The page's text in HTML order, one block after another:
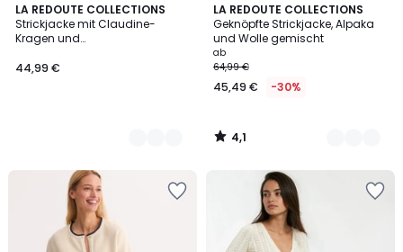
LA REDOUTE COLLECTIONS
Strickjacke mit Claudine-
Kragen und
44,99 €
2
Farben
LA REDOUTE COLLECTIONS
Geknöpfte Strickjacke, Alpaka
und Wolle gemischt
ab
64,99 €
45,49 € -30%
4,1
/ 5
3
Farben
4,1
/